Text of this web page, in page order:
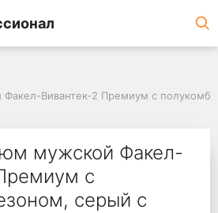
Вивантек-2 Премиум с
мужской Факел-
с
серый с